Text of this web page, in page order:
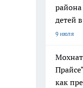
детей
9 июля
как